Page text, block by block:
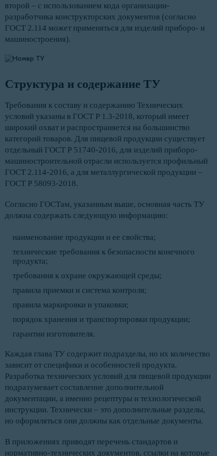
второй – с использованием кода организации-
разработчика конструкторских документов (согласно
ГОСТ 2.114 может применяться для изделий приборо- и
машиностроения).
Структура и содержание ТУ
Требования к составу и содержанию Технических
условий указаны в ГОСТ Р 1.3-2018, который имеет
широкий охват и распространяется на большинство
категорий товаров. Для пищевой продукции существует
отдельный ГОСТ Р 51740-2016, для изделий приборо-
машиностроительной отрасли используется профильный
ГОСТ 2.114-2016, а для металлургической продукции –
ГОСТ Р 58093-2018.
Согласно ГОСТам, указанным выше, основная часть ТУ
должна содержать следующую информацию:
наименование продукции и ее свойства;
технические требования к безопасности конечного
продукта;
требования к охране окружающей среды;
правила приемки и система контроля;
правила маркировки и упаковки;
порядок хранения и транспортировки продукции;
гарантии изготовителя.
Каждая глава ТУ содержит подразделы, но их количество
зависит от специфики и особенностей продукта.
Разработка технических условий для пищевой продукции
подразумевает составление дополнительной
документации, а именно рецептуры и технологической
инструкции. Технически – это дополнительные разделы,
но оформляться они должны как отдельные документы.
В приложениях приводят перечень стандартов и
нормативно-технических документов, ссылки на которые